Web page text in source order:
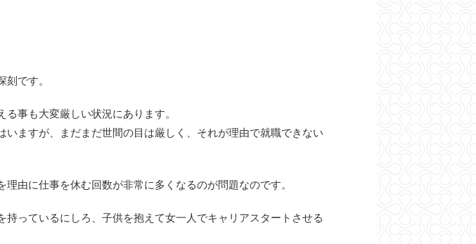
です。
事も大変厳しい状況にあります。
ますが、まだまだ世間の目は厳しく、それが理由で就職できない
由に仕事を休む回数が非常に多くなるのが問題なのです。
っているにしろ、子供を抱えて女一人でキャリアスタートさせる